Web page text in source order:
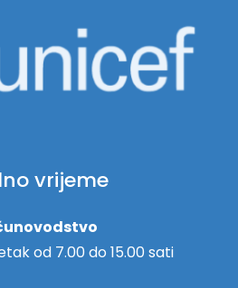
vrijeme
od 7.00 do 15.00 sati